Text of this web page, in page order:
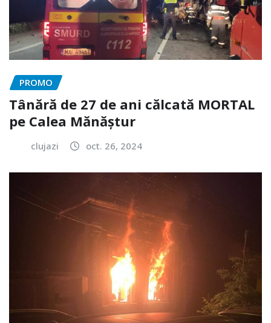
PROMO
Tânără de 27 de ani călcată MORTAL
pe Calea Mănăștur
clujazi oct. 26, 2024